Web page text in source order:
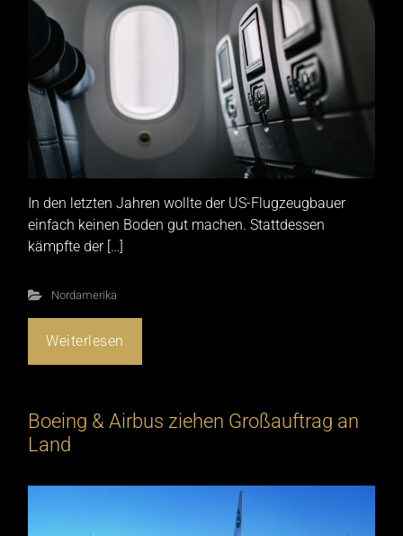
In den letzten Jahren wollte der US-Flugzeugbauer
einfach keinen Boden gut machen. Stattdessen
kämpfte der […]
Nordamerika
Weiterlesen
Boeing & Airbus ziehen Großauftrag an
Land